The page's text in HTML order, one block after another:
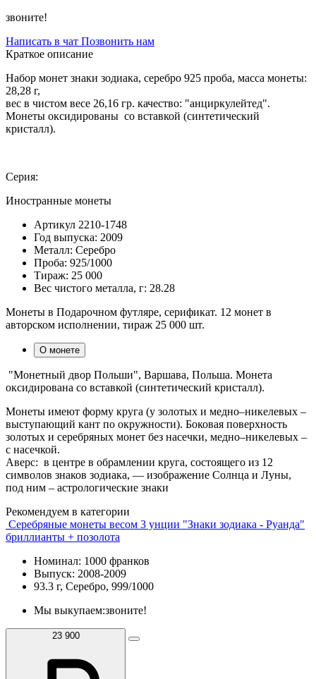
звоните!
Написать в чат Позвонить нам
Краткое описание
Набор монет знаки зодиака, серебро 925 проба, масса монеты:
28,28 г,
вес в чистом весе 26,16 гр. качество: "анциркулейтед".
Монеты оксидированы со вставкой (синтетический
кристалл).
Серия:
Иностранные монеты
Артикул 2210-1748
Год выпуска: 2009
Металл: Серебро
Проба: 925/1000
Тираж: 25 000
Вес чистого металла, г: 28.28
Монеты в Подарочном футляре, серификат. 12 монет в
авторском исполнении, тираж 25 000 шт.
О монете
"Монетный двор Польши", Варшава, Польша. Монета
оксидирована со вставкой (синтетический кристалл).
Монеты имеют форму круга (у золотых и медно–никелевых –
выступающий кант по окружности). Боковая поверхность
золотых и серебряных монет без насечки, медно–никелевых –
с насечкой.
Аверс: в центре в обрамлении круга, состоящего из 12
символов знаков зодиака, — изображение Солнца и Луны,
под ним – астрологические знаки
Рекомендуем в категории
Серебряные монеты весом 3 унции "Знаки зодиака - Руанда"
бриллианты + позолота
Номинал: 1000 франков
Выпуск: 2008-2009
93.3 г, Серебро, 999/1000
Мы выкупаем:звоните!
23 900